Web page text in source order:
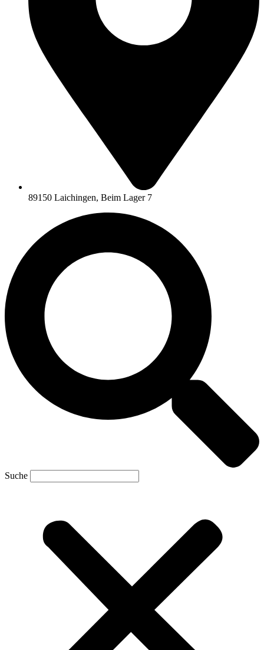
89150 Laichingen, Beim Lager 7
Suche